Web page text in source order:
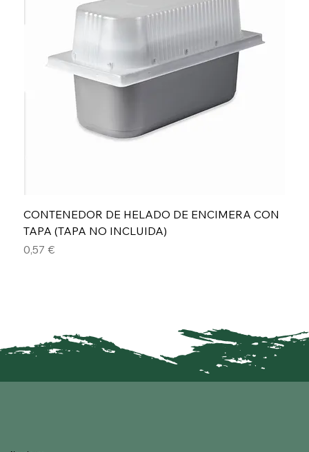
CONTENEDOR DE HELADO DE ENCIMERA CON
TAPA (TAPA NO INCLUIDA)
Precio
0,57 €